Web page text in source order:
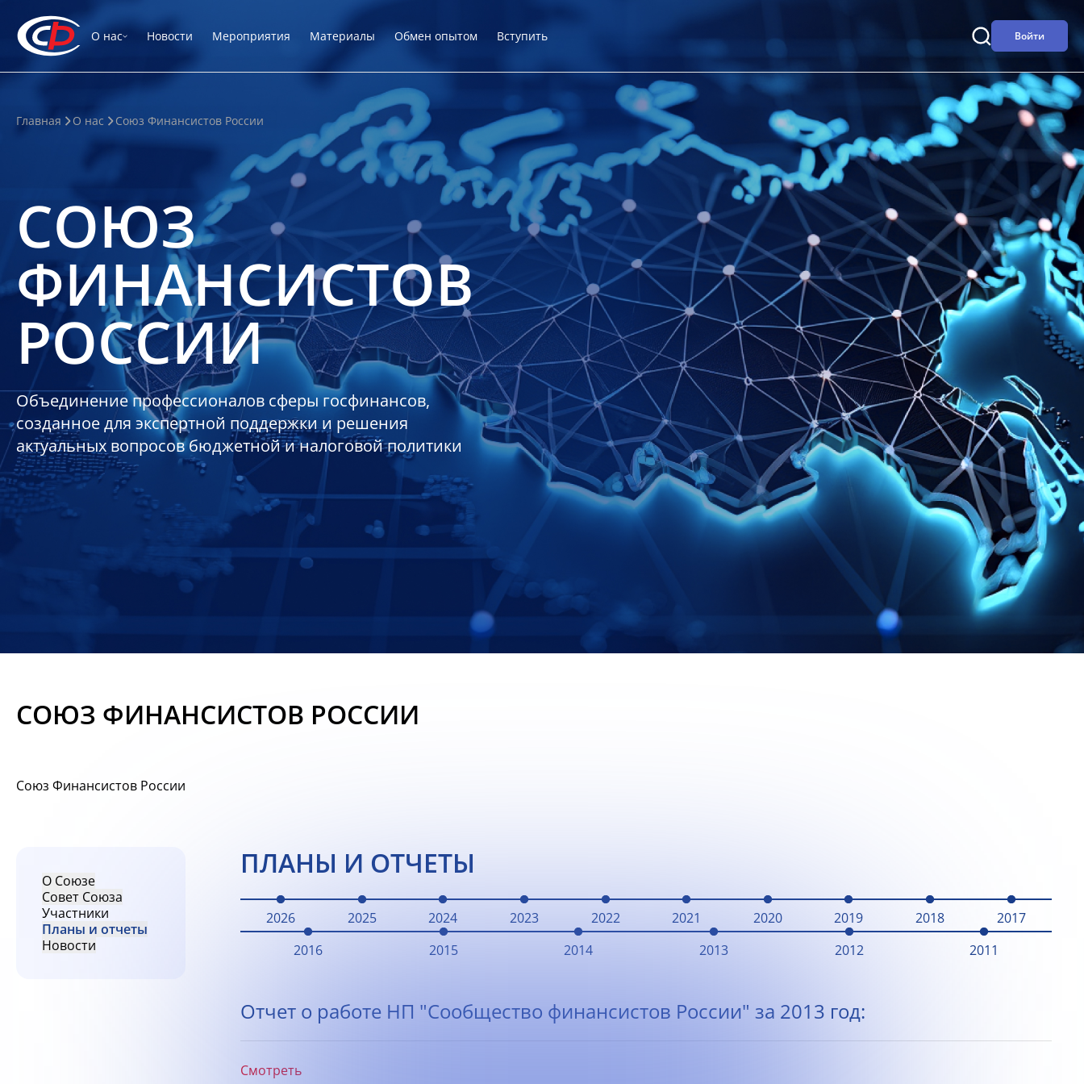
О нас Новости Мероприятия Материалы Обмен опытом Вступить Войти
Главная О нас Союз Финансистов России
СОЮЗ
ФИНАНСИСТОВ
РОССИИ
Объединение профессионалов сферы госфинансов,
созданное для экспертной поддержки и решения
актуальных вопросов бюджетной и налоговой политики
СОЮЗ ФИНАНСИСТОВ РОССИИ
Союз Финансистов России
О Союзе
Совет Союза
Участники
Планы и отчеты
Новости
ПЛАНЫ И ОТЧЕТЫ
2026 2025 2024 2023 2022 2021 2020 2019 2018
2017
2016
2015 2014 2013 2012 2011
Отчет о работе НП "Сообщество финансистов России" за 2013 год:
Смотреть